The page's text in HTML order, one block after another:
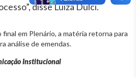
disse Luiza Dulci.
em Plenário, a matéria retorna para
análise de emendas.
Institucional